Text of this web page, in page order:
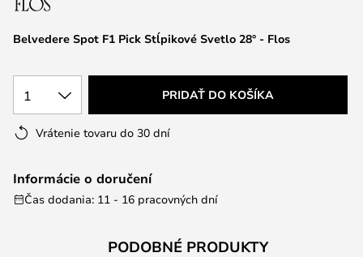
Belvedere Spot F1 Pick Stĺpikové Svetlo 28° - Flos
1 PRIDAŤ DO KOŠÍKA
Vrátenie tovaru do 30 dní
Informácie o doručení
Čas dodania: 11 - 16 pracovných dní
PODOBNÉ PRODUKTY